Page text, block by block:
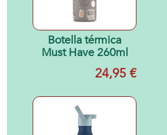
Botella térmica
Must Have 260ml
24,95 €